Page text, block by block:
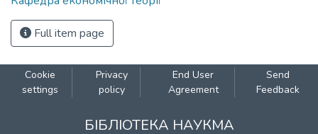
Full item page
Cookie
settings
Privacy
policy
End User
Agreement
Send
Feedback
БІБЛІОТЕКА НАУКМА